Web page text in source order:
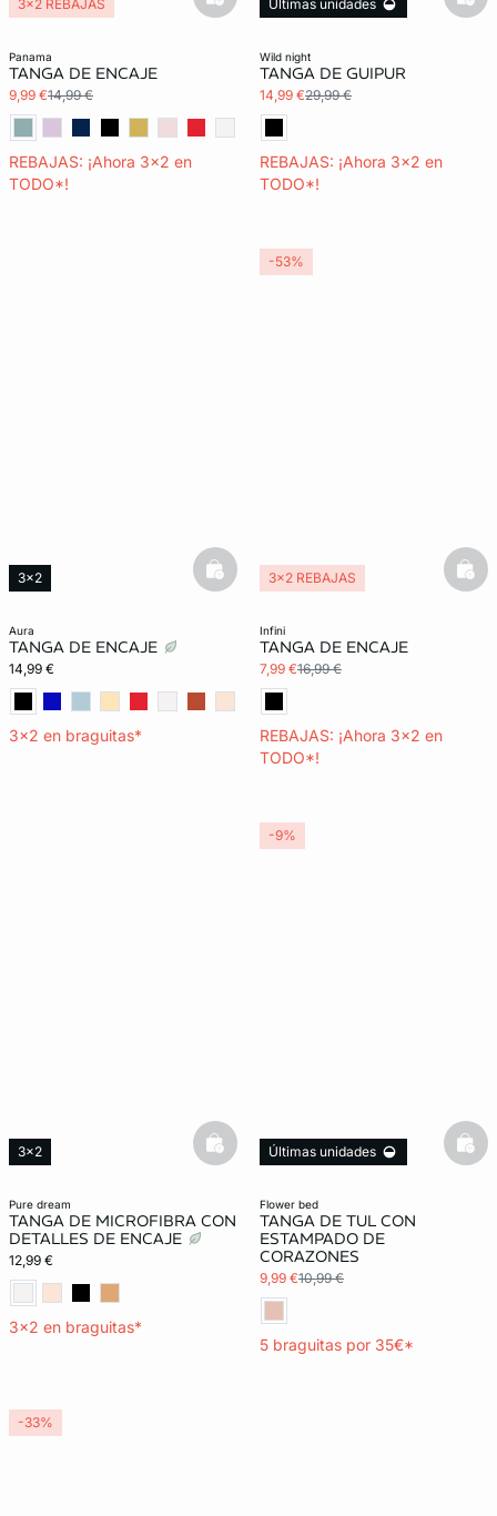
panama
TANGA DE ENCAJE
9,99 €14,99 €
REBAJAS: ¡Ahora 3x2 en
TODO*!
3x2 REBAJAS basketfull
wild night
TANGA DE GUIPUR
14,99 €29,99 €
REBAJAS: ¡Ahora 3x2 en
TODO*!
Últimas unidades
aura
TANGA DE ENCAJE
14,99 €
3x2 en braguitas*
3x2 basketfull
infini
TANGA DE ENCAJE
7,99 €16,99 €
REBAJAS: ¡Ahora 3x2 en
TODO*!
3x2 REBAJAS
-53%
pure dream
TANGA DE MICROFIBRA CON
DETALLES DE ENCAJE
12,99 €
3x2 en braguitas*
3x2
Lencería invisible
basketfull
flower bed
TANGA DE TUL CON
ESTAMPADO DE
CORAZONES
9,99 €10,99 €
5 braguitas por 35€*
Últimas unidades
3x2 REBAJAS
-9%
-33%